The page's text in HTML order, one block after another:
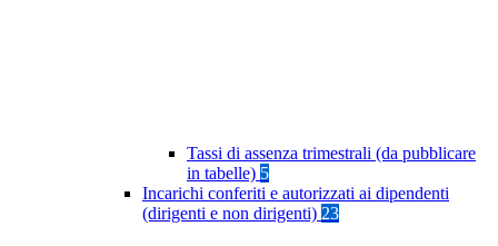
Tassi di assenza trimestrali (da pubblicare
in tabelle) 5
Incarichi conferiti e autorizzati ai dipendenti
(dirigenti e non dirigenti) 23